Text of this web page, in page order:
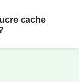
cache